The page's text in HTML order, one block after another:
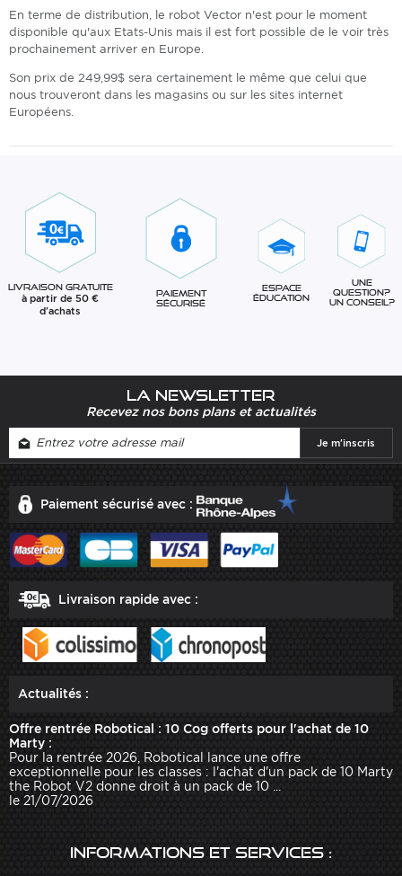
En terme de distribution, le robot Vector n'est pour le moment
disponible qu'aux Etats-Unis mais il est fort possible de le voir très
prochainement arriver en Europe.
Son prix de 249,99$ sera certainement le même que celui que
nous trouveront dans les magasins ou sur les sites internet
Européens.
Livraison gratuite
à partir de 50 €
d'achats
Paiement
sécurisé
Espace
éducation
Une
question?
Un conseil?
La newsletter
Recevez nos bons plans et actualités
Paiement sécurisé avec :
Livraison rapide avec :
Actualités :
Offre rentrée Robotical : 10 Cog offerts pour l'achat de 10
Marty :
Pour la rentrée 2026, Robotical lance une offre
exceptionnelle pour les classes : l'achat d'un pack de 10 Marty
the Robot V2 donne droit à un pack de 10 ...
le 21/07/2026
Informations et services :